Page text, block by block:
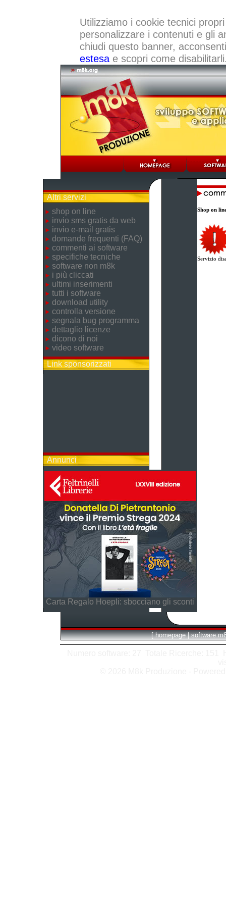
Utilizziamo i cookie tecnici
personalizzare i contenuti e gli
chiudi questo banner,
estesae scopri come
Altri servizi
shop on line
invio sms gratis da web
invio e-mail gratis
domande frequenti (FAQ)
commenti ai software
specifiche tecniche
software non m8k
i più cliccati
ultimi inserimenti
tutti i software
download utility
controlla versione
segnala bug programma
dettaglio licenze
dicono di noi
video software
Link sponsorizzati
Annunci
Carta Regalo Hoepli: sbocciano gli sconti
Shop on
Servizio
[ homepage | software